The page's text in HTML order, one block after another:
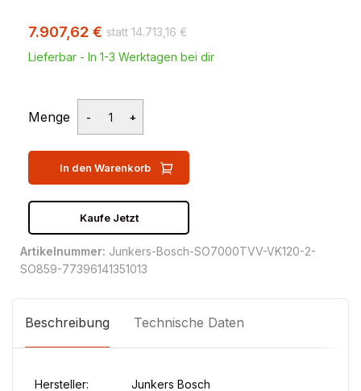
14.713,16 €
7.907,62 €
Lieferbar - In 1-3 Werktagen bei dir
Menge
In den Warenkorb
Kaufe Jetzt
Artikelnummer: Junkers-Bosch-SO7000TVV-VK120-2-
SO859-77396141351013
Beschreibung Technische Daten
Hersteller: Junkers Bosch